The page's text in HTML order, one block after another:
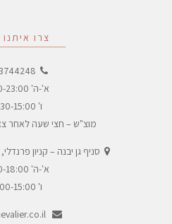
צרו
א'-ה' 08:30-23:00
ו' 08:30-15:00
מוצ"ש – חצי שעה לאחר צאת
סניף גן יבנה – קניון
א'-ה' 09:30-18:00
ו' 09:00-15:00